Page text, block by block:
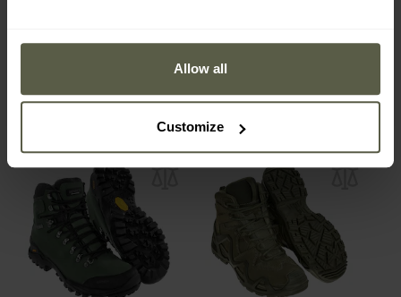
Allow all
Customize